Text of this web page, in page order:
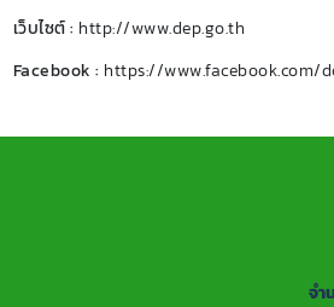
เว็บไซต์ : http://www.dep.go.th
Facebook : https://www.facebook.com/
จำ